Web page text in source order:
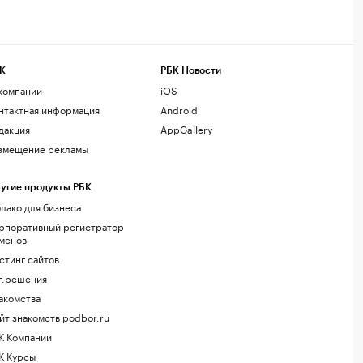
информация
рекламы
продукты РБК
для бизнеса
регистратор
сайтов
знакомств podbor.ru
Компании
Курсы
РБК Новости
iOS
Android
AppGallery